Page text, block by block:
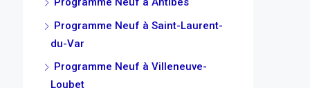
Programme Neuf à Saint-Laurent-
du-Var
Programme Neuf à Villeneuve-
Loubet